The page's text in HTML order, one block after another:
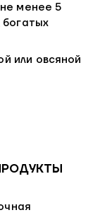
менее 5
или овсяной